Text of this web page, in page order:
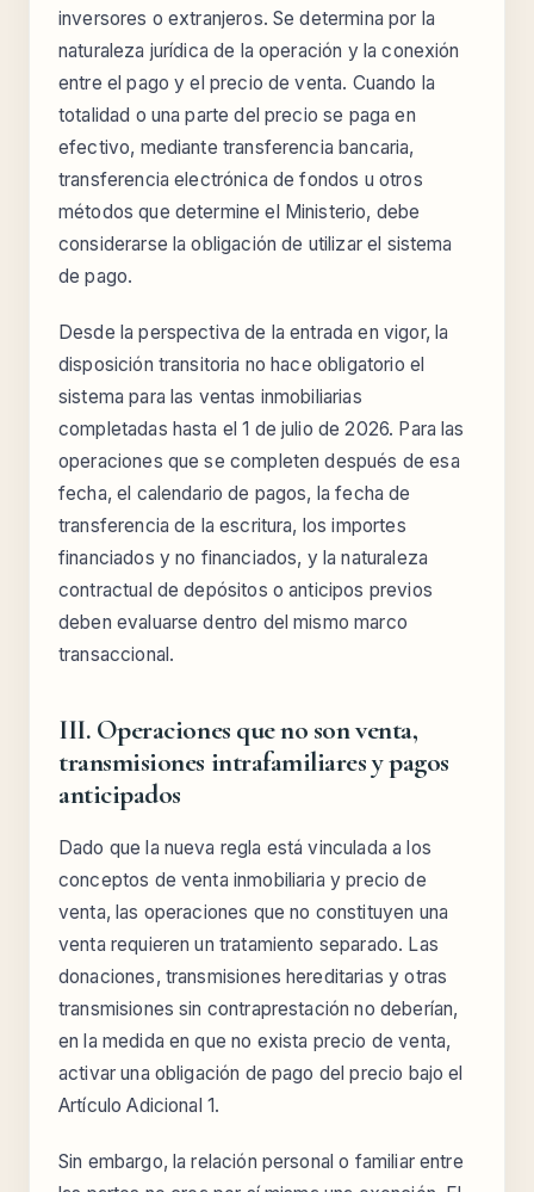
inversores o extranjeros. Se determina por la
naturaleza jurídica de la operación y la conexión
entre el pago y el precio de venta. Cuando la
totalidad o una parte del precio se paga en
efectivo, mediante transferencia bancaria,
transferencia electrónica de fondos u otros
métodos que determine el Ministerio, debe
considerarse la obligación de utilizar el sistema
de pago.
Desde la perspectiva de la entrada en vigor, la
disposición transitoria no hace obligatorio el
sistema para las ventas inmobiliarias
completadas hasta el 1 de julio de 2026. Para las
operaciones que se completen después de esa
fecha, el calendario de pagos, la fecha de
transferencia de la escritura, los importes
financiados y no financiados, y la naturaleza
contractual de depósitos o anticipos previos
deben evaluarse dentro del mismo marco
transaccional.
III. Operaciones que no son venta,
transmisiones intrafamiliares y pagos
anticipados
Dado que la nueva regla está vinculada a los
conceptos de venta inmobiliaria y precio de
venta, las operaciones que no constituyen una
venta requieren un tratamiento separado. Las
donaciones, transmisiones hereditarias y otras
transmisiones sin contraprestación no deberían,
en la medida en que no exista precio de venta,
activar una obligación de pago del precio bajo el
Artículo Adicional 1.
Sin embargo, la relación personal o familiar entre